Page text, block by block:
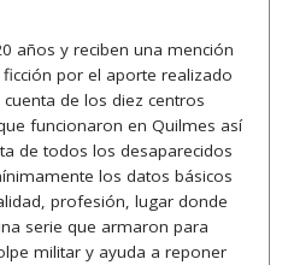
años y reciben una mención
por el aporte realizado
de los diez centros
funcionaron en Quilmes así
de todos los desaparecidos
los datos básicos
profesión, lugar donde
serie que armaron para
militar y ayuda a reponer